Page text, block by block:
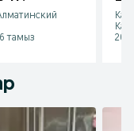
тамыз